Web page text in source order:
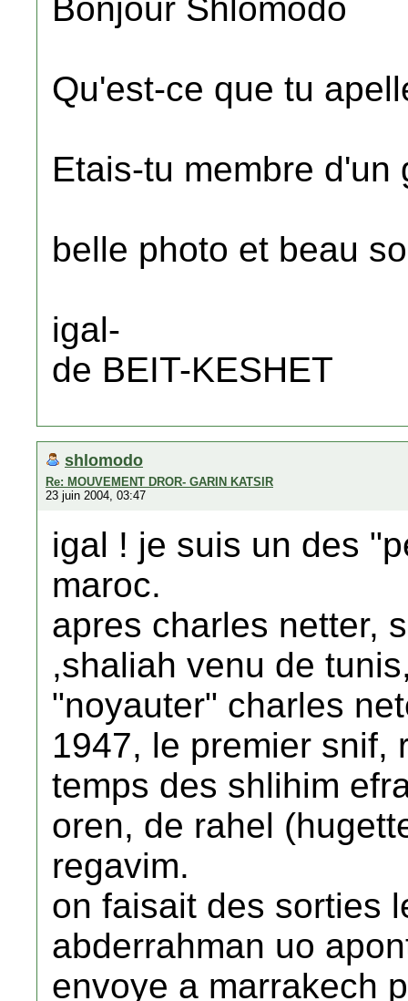
Bonjour Shlomodo
Qu'est-ce que tu
Etais-tu membre d'un
belle photo et beau
igal-
de BEIT-KESHET
shlomodo
Re: MOUVEMENT DROR- GARIN KATSIR
23 juin 2004, 03:47
igal ! je suis un des
maroc.
apres charles netter,
,shaliah venu de
"noyauter" charles
1947, le premier snif,
temps des shlihim
oren, de rahel
regavim.
on faisait des sorties
abderrahman uo
envoye a marrakech